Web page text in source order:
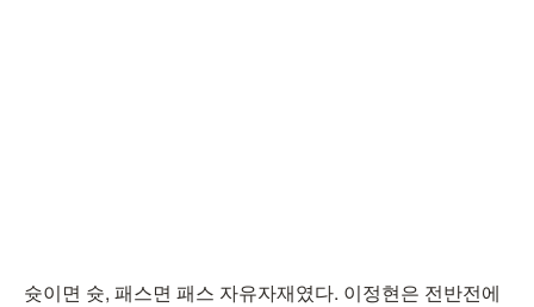
슛이면 슛, 패스면 패스 자유자재였다. 이정현은 전반전에